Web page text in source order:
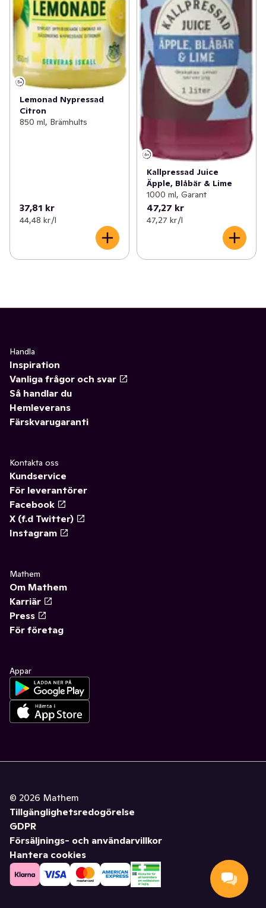
Lemonad Nypressad
Citron
850 ml, Brämhults
37,81 kr
44,48 kr /l
Kallpressad Juice
Äpple, Blåbär & Lime
1000 ml, Garant
47,27 kr
47,27 kr /l
Handla
Inspiration
Vanliga frågor och svar
Så handlar du
Hemleverans
Färskvarugaranti
Kontakta oss
Kundservice
För leverantörer
Facebook
X (f.d Twitter)
Instagram
Mathem
Om Mathem
Karriär
Press
För företag
Appar
© 2026 Mathem
Tillgänglighetsredogörelse
GDPR
Försäljnings- och användarvillkor
Hantera cookies